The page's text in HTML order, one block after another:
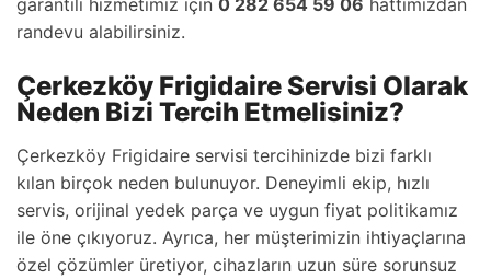
garantili hizmetimiz için 0 282 654 59 06 hattımızdan
randevu alabilirsiniz.
Çerkezköy Frigidaire Servisi Olarak
Neden Bizi Tercih Etmelisiniz?
Çerkezköy Frigidaire servisi tercihinizde bizi farklı
kılan birçok neden bulunuyor. Deneyimli ekip, hızlı
servis, orijinal yedek parça ve uygun fiyat politikamız
ile öne çıkıyoruz. Ayrıca, her müşterimizin ihtiyaçlarına
özel çözümler üretiyor, cihazların uzun süre sorunsuz